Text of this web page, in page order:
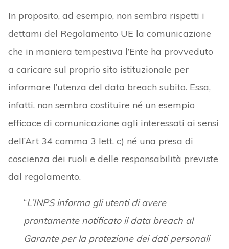
In proposito, ad esempio, non sembra rispetti i
dettami del Regolamento UE la comunicazione
che in maniera tempestiva l’Ente ha provveduto
a caricare sul proprio sito istituzionale per
informare l’utenza del data breach subito. Essa,
infatti, non sembra costituire né un esempio
efficace di comunicazione agli interessati ai sensi
dell’Art 34 comma 3 lett. c) né una presa di
coscienza dei ruoli e delle responsabilità previste
dal regolamento.
“L’INPS informa gli utenti di avere
prontamente notificato il data breach al
Garante per la protezione dei dati personali